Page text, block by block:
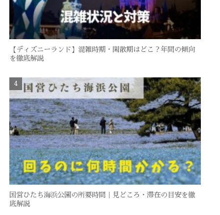
【ディズニーランド】混雑時期・閑散期はどこ？年間の傾向
を徹底解説
国営ひたち海浜公園の所要時間｜見どころ・滞在の目安を徹
底解説